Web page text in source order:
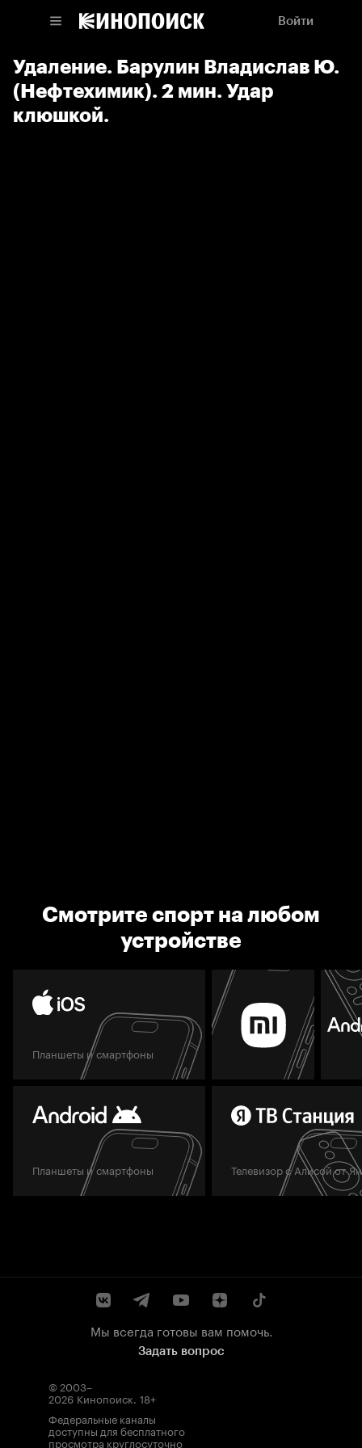
Войти
Удаление. Барулин Владислав Ю.
(Нефтехимик). 2 мин. Удар
клюшкой.
Смотрите спорт на любом
устройстве
Планшеты и смартфоны
Планшеты и смартфоны Телевизор с Алисой от
Мы всегда готовы вам помочь.
Задать вопрос
© 2003–
2026 Кинопоиск. 18+
Федеральные каналы
доступны для бесплатного
просмотра круглосуточно